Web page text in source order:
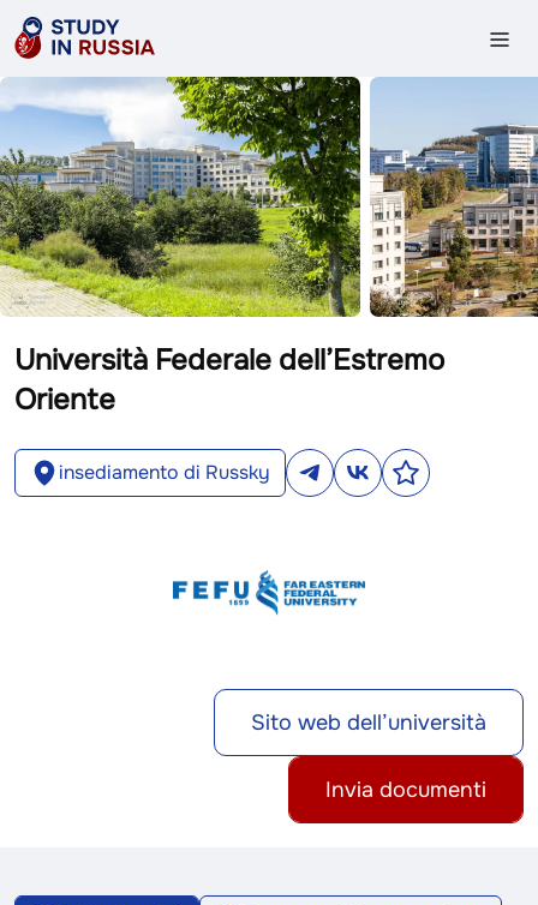
Università Federale dell’Estremo
Oriente
insediamento di Russky
Sito web dell’università
Invia documenti